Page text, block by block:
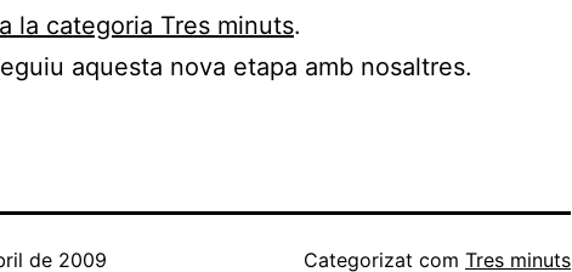
a la categoria Tres minuts.
aquesta nova etapa amb nosaltres.
de 2009
Categorizat com Tres minuts